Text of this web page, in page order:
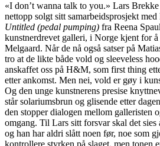
«I don’t wanna talk to you.» Lars
nettopp solgt sitt samarbeidsprosjekt
Untitled (pedal pumping) fra Reena
kunstnerdrevet galleri, i Norge kjent for
Melgaard. Når de nå også satser på
tro at de likte både vold og sleeveless
anskaffet oss på H&M, som first thing
etter ankomst. Men nei, vold er gøy i
Og den unge kunstnerens presise
står solariumsbrun og glisende etter
den stopper dialogen mellom galleristen
omgang. Til Lars sitt forsvar skal det sies
og han har aldri slått noen før, noe som